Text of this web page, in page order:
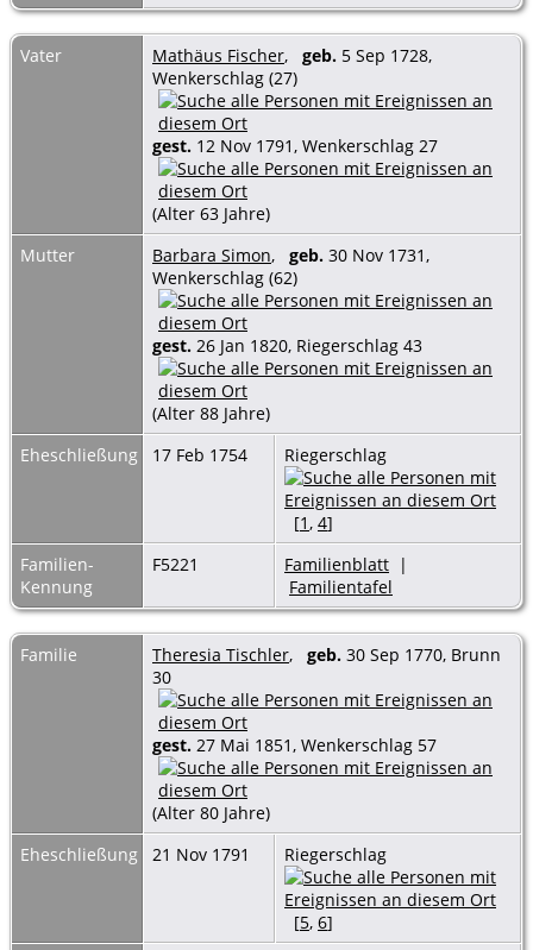
Vater Mathäus Fischer, geb. 5 Sep 1728,
Wenkerschlag (27)
gest. 12 Nov 1791, Wenkerschlag 27
(Alter 63 Jahre)
Mutter
Barbara Simon, geb. 30 Nov 1731,
Wenkerschlag (62)
gest. 26 Jan 1820, Riegerschlag 43
(Alter 88 Jahre)
Eheschließung
17 Feb 1754 Riegerschlag
[1, 4]
Familien-
Kennung
F5221 Familienblatt |
Familientafel
Familie Theresia Tischler, geb. 30 Sep 1770, Brunn
30
gest. 27 Mai 1851, Wenkerschlag 57
(Alter 80 Jahre)
Eheschließung
21 Nov 1791 Riegerschlag
[5, 6]